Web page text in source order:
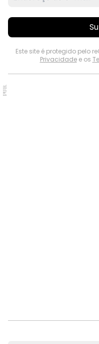
Este site é protegido pelo
Privacidadee os
PUB.